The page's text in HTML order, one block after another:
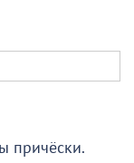
причёски.